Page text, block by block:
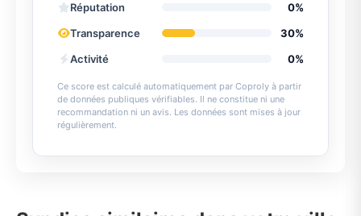
Réputation
0%
Transparence
30%
Activité
0%
Ce score est calculé automatiquement par Coproly à partir
de données publiques vérifiables. Il ne constitue ni une
recommandation ni un avis. Les données sont mises à jour
régulièrement.